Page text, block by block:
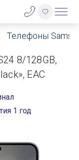
Телефоны
8/128GB,
EAC
1 год